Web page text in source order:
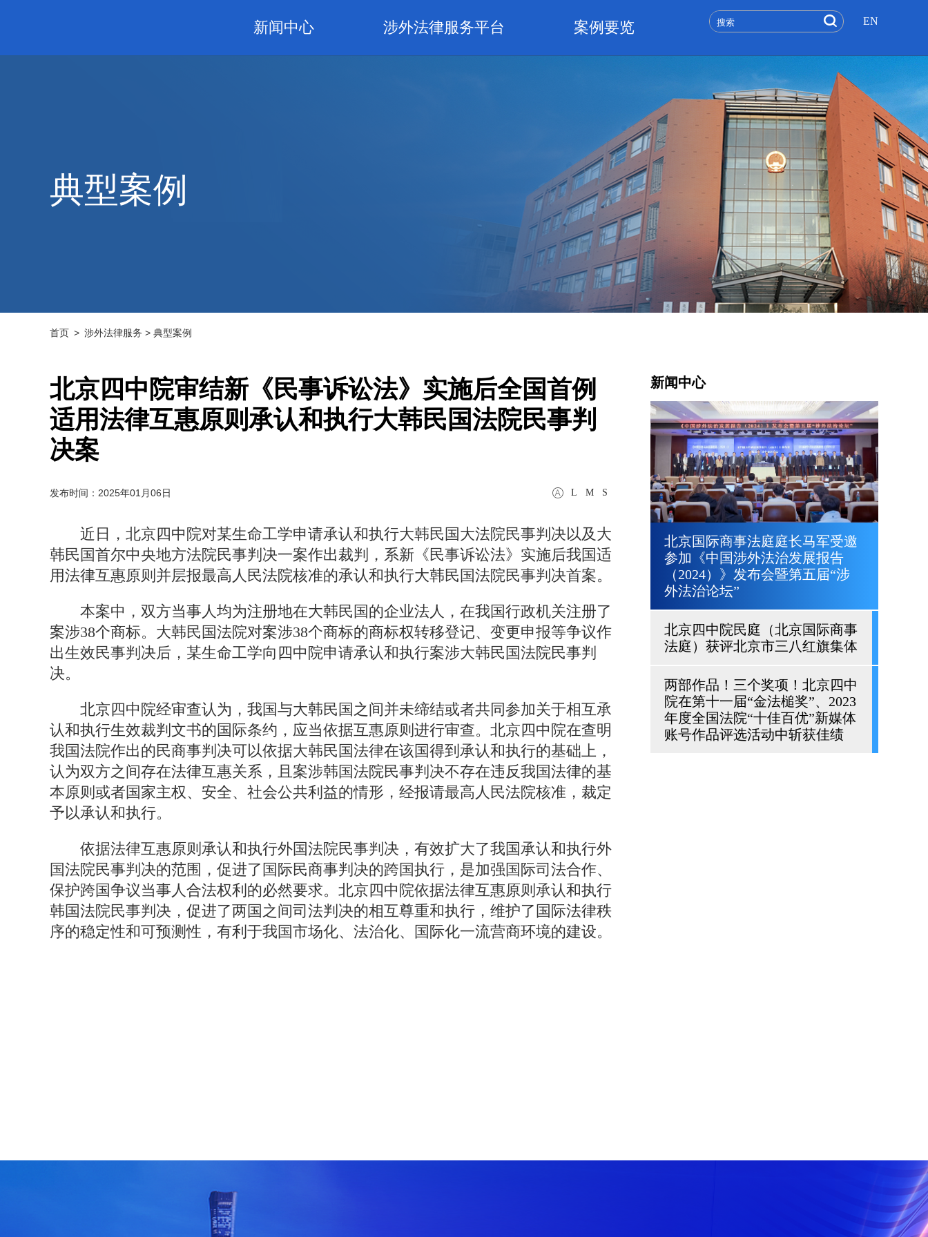
新闻中心 涉外法律服务平台 案例要览 EN
典型案例
首页 > 涉外法律服务 > 典型案例
北京四中院审结新《民事诉讼法》实施后全国首例
适用法律互惠原则承认和执行大韩民国法院民事判
决案
L M S
发布时间：2025年01月06日
近日，北京四中院对某生命工学申请承认和执行大韩民国大法院民事判决以及大
韩民国首尔中央地方法院民事判决一案作出裁判，系新《民事诉讼法》实施后我国适
用法律互惠原则并层报最高人民法院核准的承认和执行大韩民国法院民事判决首案。
本案中，双方当事人均为注册地在大韩民国的企业法人，在我国行政机关注册了
案涉38个商标。大韩民国法院对案涉38个商标的商标权转移登记、变更申报等争议作
出生效民事判决后，某生命工学向四中院申请承认和执行案涉大韩民国法院民事判
决。
北京四中院经审查认为，我国与大韩民国之间并未缔结或者共同参加关于相互承
认和执行生效裁判文书的国际条约，应当依据互惠原则进行审查。北京四中院在查明
我国法院作出的民商事判决可以依据大韩民国法律在该国得到承认和执行的基础上，
认为双方之间存在法律互惠关系，且案涉韩国法院民事判决不存在违反我国法律的基
本原则或者国家主权、安全、社会公共利益的情形，经报请最高人民法院核准，裁定
予以承认和执行。
依据法律互惠原则承认和执行外国法院民事判决，有效扩大了我国承认和执行外
国法院民事判决的范围，促进了国际民商事判决的跨国执行，是加强国际司法合作、
保护跨国争议当事人合法权利的必然要求。北京四中院依据法律互惠原则承认和执行
韩国法院民事判决，促进了两国之间司法判决的相互尊重和执行，维护了国际法律秩
序的稳定性和可预测性，有利于我国市场化、法治化、国际化一流营商环境的建设。
新闻中心
北京国际商事法庭庭长马军受邀
参加《中国涉外法治发展报告
（2024）》发布会暨第五届“涉
外法治论坛”
北京四中院民庭（北京国际商事
法庭）获评北京市三八红旗集体
两部作品！三个奖项！北京四中
院在第十一届“金法槌奖”、2023
年度全国法院“十佳百优”新媒体
账号作品评选活动中斩获佳绩